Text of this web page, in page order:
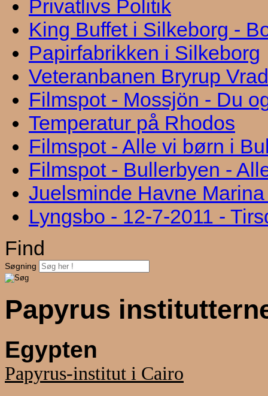
Privatlivs Politik
King Buffet i Silkeborg -
Papirfabrikken i Silkeborg
Veteranbanen Bryrup
Filmspot - Mossjön - Du
Temperatur på Rhodos
Filmspot - Alle vi børn i
Filmspot - Bullerbyen -
Juelsminde Havne
Lyngsbo - 12-7-2011 -
Find
Søgning
Papyrus
Egypten
Papyrus-institut i Cairo